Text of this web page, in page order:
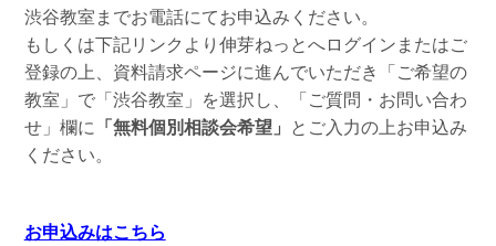
渋谷教室までお電話にてお申込みください。
もしくは下記リンクより伸芽ねっとへログインまたはご
登録の上、資料請求ページに進んでいただき「ご希望の
教室」で「渋谷教室」を選択し、「ご質問・お問い合わ
せ」欄に 「無料個別相談会希望」
とご入力の上お申込み
ください。
お申込みはこちら